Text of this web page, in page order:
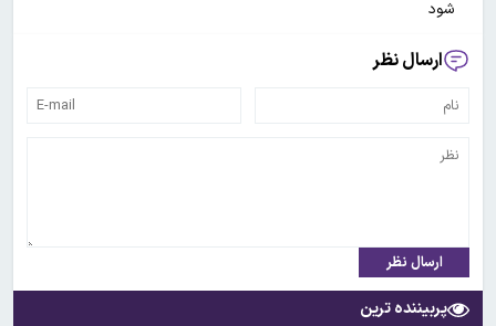
شود
ارسال نظر
ارسال نظر
پربیننده ترین